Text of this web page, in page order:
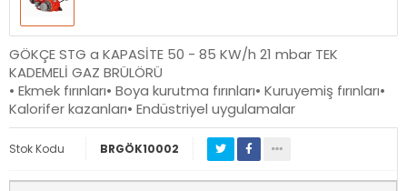
GÖKÇE STG a KAPASİTE 50 - 85 KW/h 21 mbar TEK
KADEMELİ GAZ BRÜLÖRÜ
• Ekmek fırınları• Boya kurutma fırınları• Kuruyemiş fırınları•
Kalorifer kazanları• Endüstriyel uygulamalar
Stok Kodu BRGÖK10002